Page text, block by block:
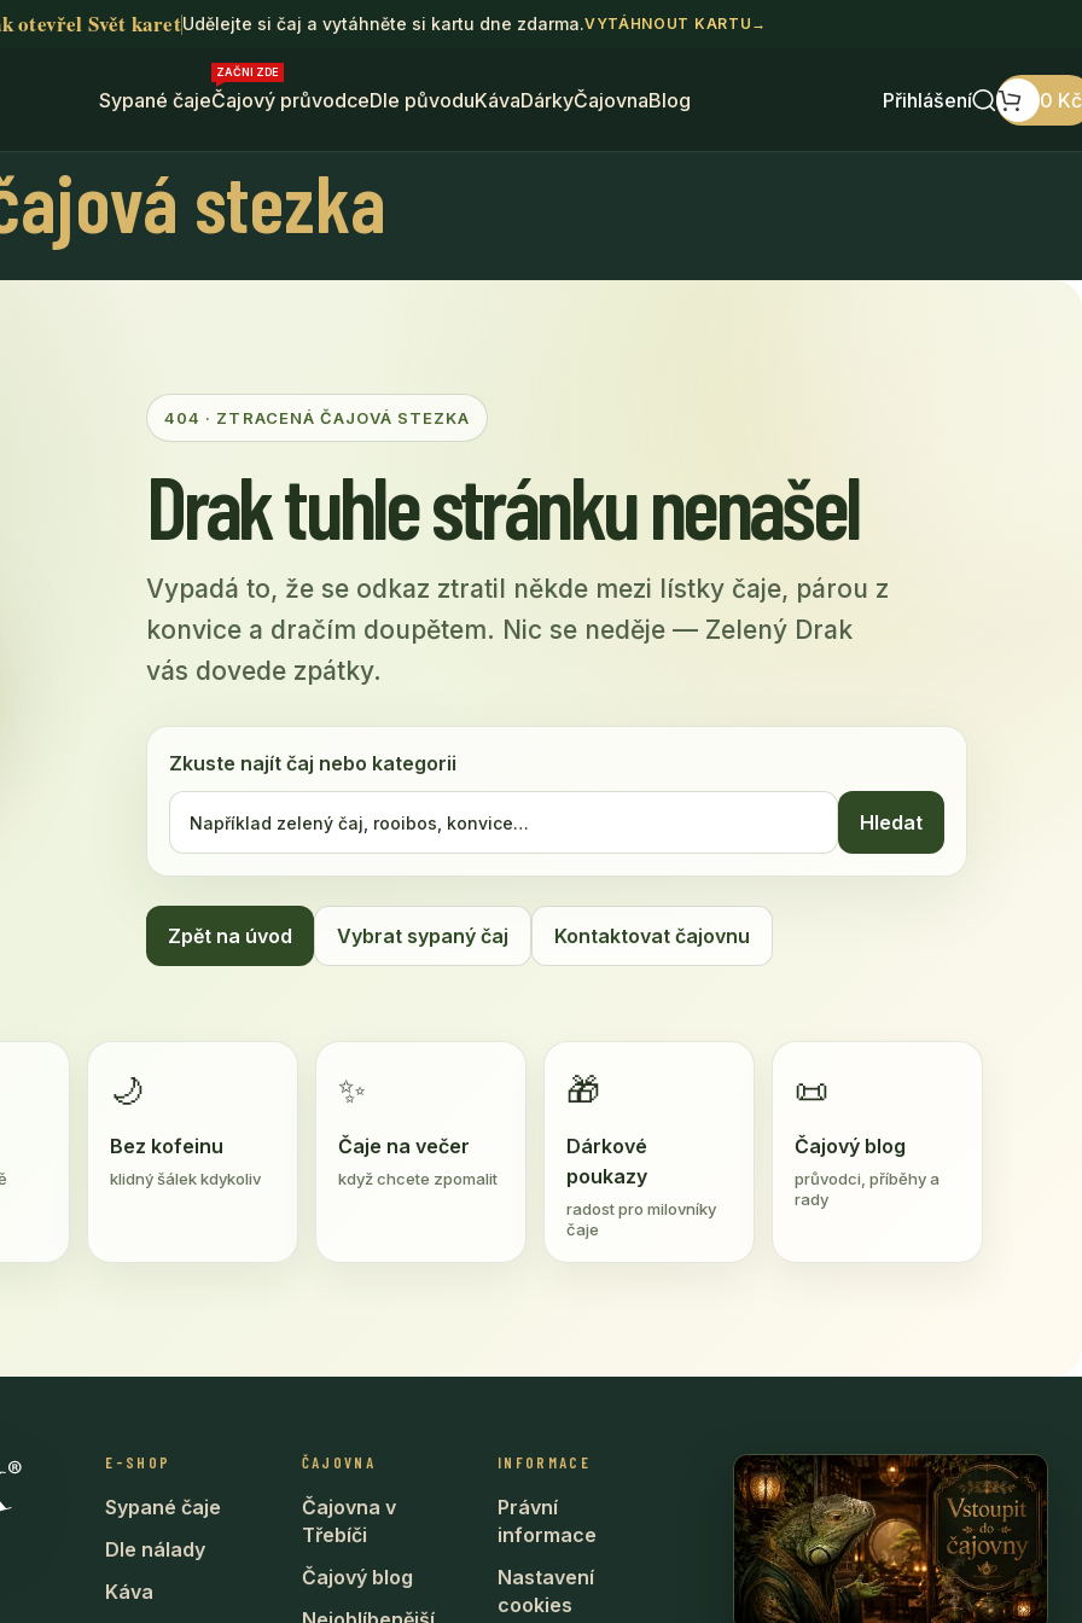
otevřel Svět karetUdělejte si čaj a vytáhněte si kartu dne zdarma.VYTÁHNOUT KARTU →
Sypané čajeČajový průvodce
ZAČNI ZDE
Dle původuKávaDárkyČajovnaBlog Přihlášení 0 Kč
stezka
404 · ZTRACENÁ ČAJOVÁ STEZKA
Drak tuhle stránku nenašel
Vypadá to, že se odkaz ztratil někde mezi lístky čaje, párou z
konvice a dračím doupětem. Nic se neděje — Zelený Drak
vás dovede zpátky.
Zkuste najít čaj nebo kategorii
Hledat
Zpět na úvod Vybrat sypaný čaj Kontaktovat čajovnu
🌙
Bez kofeinu
klidný šálek kdykoliv
✨
Čaje na večer
když chcete zpomalit
🎁
Dárkové
poukazy
radost pro milovníky
čaje
📜
Čajový blog
průvodci, příběhy a
rady
E-SHOP
Sypané čaje
Dle nálady
Káva
ČAJOVNA
Čajovna v
Třebíči
Čajový blog
INFORMACE
Právní
informace
Nastavení
cookies